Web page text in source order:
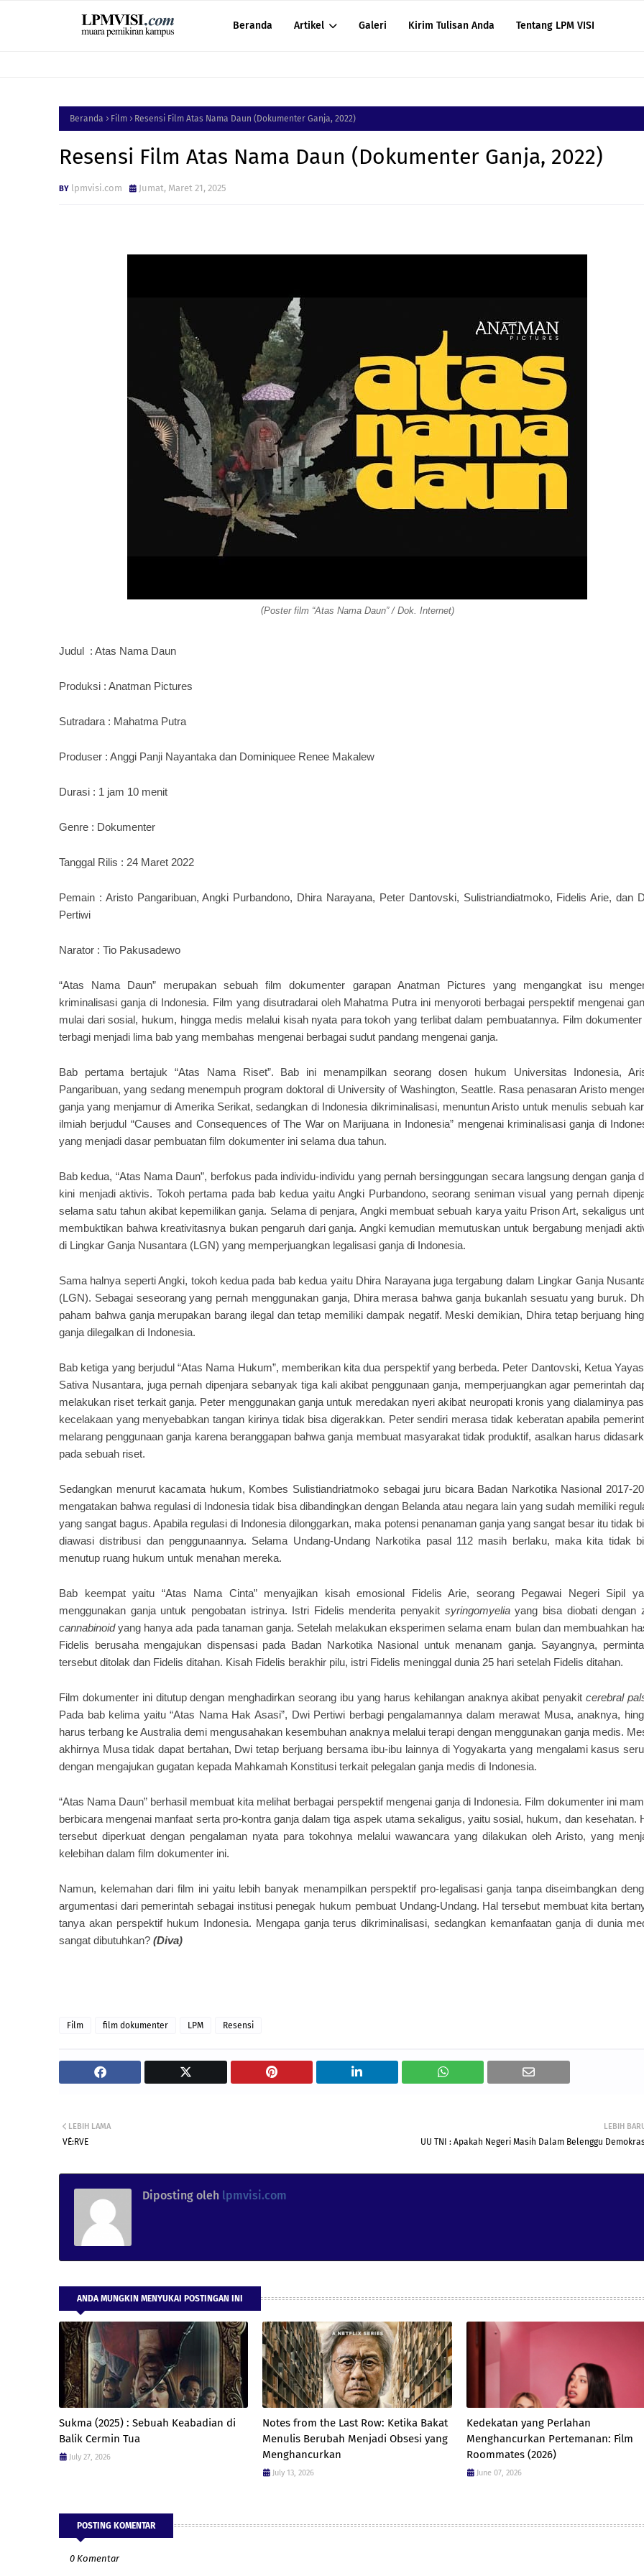
Beranda Artikel Galeri Kirim Tulisan Anda Tentang LPM VISI
Beranda Film Resensi Film Atas Nama Daun (Dokumenter Ganja, 2022)
Resensi Film Atas Nama Daun (Dokumenter Ganja, 2022)
lpmvisi.com Jumat, Maret 21, 2025
(Poster film “Atas Nama Daun” / Dok. Internet)
Judul : Atas Nama Daun
Produksi : Anatman Pictures
Sutradara : Mahatma Putra
Produser : Anggi Panji Nayantaka dan Dominiquee Renee Makalew
Durasi : 1 jam 10 menit
Genre : Dokumenter
Tanggal Rilis : 24 Maret 2022
Pemain : Aristo Pangaribuan, Angki Purbandono, Dhira Narayana, Peter Dantovski, Sulistriandiatmoko, Fidelis Arie, dan
Pertiwi
Narator : Tio Pakusadewo
“Atas Nama Daun” merupakan sebuah film dokumenter garapan Anatman Pictures yang mengangkat isu
kriminalisasi ganja di Indonesia. Film yang disutradarai oleh Mahatma Putra ini menyoroti berbagai perspektif mengenai
mulai dari sosial, hukum, hingga medis melalui kisah nyata para tokoh yang terlibat dalam pembuatannya. Film dokumenter
terbagi menjadi lima bab yang membahas mengenai berbagai sudut pandang mengenai ganja.
Bab pertama bertajuk “Atas Nama Riset”. Bab ini menampilkan seorang dosen hukum Universitas Indonesia,
Pangaribuan, yang sedang menempuh program doktoral di University of Washington, Seattle. Rasa penasaran Aristo
ganja yang menjamur di Amerika Serikat, sedangkan di Indonesia dikriminalisasi, menuntun Aristo untuk menulis sebuah
ilmiah berjudul “Causes and Consequences of The War on Marijuana in Indonesia” mengenai kriminalisasi ganja di
yang menjadi dasar pembuatan film dokumenter ini selama dua tahun.
Bab kedua, “Atas Nama Daun”, berfokus pada individu-individu yang pernah bersinggungan secara langsung dengan ganja
kini menjadi aktivis. Tokoh pertama pada bab kedua yaitu Angki Purbandono, seorang seniman visual yang pernah
selama satu tahun akibat kepemilikan ganja. Selama di penjara, Angki membuat sebuah karya yaitu Prison Art, sekaligus
membuktikan bahwa kreativitasnya bukan pengaruh dari ganja. Angki kemudian memutuskan untuk bergabung menjadi
di Lingkar Ganja Nusantara (LGN) yang memperjuangkan legalisasi ganja di Indonesia.
Sama halnya seperti Angki, tokoh kedua pada bab kedua yaitu Dhira Narayana juga tergabung dalam Lingkar Ganja
(LGN). Sebagai seseorang yang pernah menggunakan ganja, Dhira merasa bahwa ganja bukanlah sesuatu yang buruk.
paham bahwa ganja merupakan barang ilegal dan tetap memiliki dampak negatif. Meski demikian, Dhira tetap berjuang
ganja dilegalkan di Indonesia.
Bab ketiga yang berjudul “Atas Nama Hukum”, memberikan kita dua perspektif yang berbeda. Peter Dantovski, Ketua
Sativa Nusantara, juga pernah dipenjara sebanyak tiga kali akibat penggunaan ganja, memperjuangkan agar pemerintah
melakukan riset terkait ganja. Peter menggunakan ganja untuk meredakan nyeri akibat neuropati kronis yang dialaminya
kecelakaan yang menyebabkan tangan kirinya tidak bisa digerakkan. Peter sendiri merasa tidak keberatan apabila
melarang penggunaan ganja karena beranggapan bahwa ganja membuat masyarakat tidak produktif, asalkan harus
pada sebuah riset.
Sedangkan menurut kacamata hukum, Kombes Sulistiandriatmoko sebagai juru bicara Badan Narkotika Nasional 2017-
mengatakan bahwa regulasi di Indonesia tidak bisa dibandingkan dengan Belanda atau negara lain yang sudah memiliki
yang sangat bagus. Apabila regulasi di Indonesia dilonggarkan, maka potensi penanaman ganja yang sangat besar itu tidak
diawasi distribusi dan penggunaannya. Selama Undang-Undang Narkotika pasal 112 masih berlaku, maka kita tidak
menutup ruang hukum untuk menahan mereka.
Bab keempat yaitu “Atas Nama Cinta” menyajikan kisah emosional Fidelis Arie, seorang Pegawai Negeri Sipil
menggunakan ganja untuk pengobatan istrinya. Istri Fidelis menderita penyakit syringomyeliayang bisa diobati dengan
cannabinoidyang hanya ada pada tanaman ganja. Setelah melakukan eksperimen selama enam bulan dan membuahkan
Fidelis berusaha mengajukan dispensasi pada Badan Narkotika Nasional untuk menanam ganja. Sayangnya,
tersebut ditolak dan Fidelis ditahan. Kisah Fidelis berakhir pilu, istri Fidelis meninggal dunia 25 hari setelah Fidelis ditahan.
Film dokumenter ini ditutup dengan menghadirkan seorang ibu yang harus kehilangan anaknya akibat penyakitcerebral
Pada bab kelima yaitu “Atas Nama Hak Asasi”, Dwi Pertiwi berbagi pengalamannya dalam merawat Musa, anaknya,
harus terbang ke Australia demi mengusahakan kesembuhan anaknya melalui terapi dengan menggunakan ganja medis.
akhirnya Musa tidak dapat bertahan, Dwi tetap berjuang bersama ibu-ibu lainnya di Yogyakarta yang mengalami kasus
dengan mengajukan gugatan kepada Mahkamah Konstitusi terkait pelegalan ganja medis di Indonesia.
“Atas Nama Daun” berhasil membuat kita melihat berbagai perspektif mengenai ganja di Indonesia. Film dokumenter ini
berbicara mengenai manfaat serta pro-kontra ganja dalam tiga aspek utama sekaligus, yaitu sosial, hukum, dan kesehatan.
tersebut diperkuat dengan pengalaman nyata para tokohnya melalui wawancara yang dilakukan oleh Aristo, yang
kelebihan dalam film dokumenter ini.
Namun, kelemahan dari film ini yaitu lebih banyak menampilkan perspektif pro-legalisasi ganja tanpa diseimbangkan
argumentasi dari pemerintah sebagai institusi penegak hukum pembuat Undang-Undang. Hal tersebut membuat kita
tanya akan perspektif hukum Indonesia. Mengapa ganja terus dikriminalisasi, sedangkan kemanfaatan ganja di dunia
sangat dibutuhkan? (Diva)
Film film dokumenter LPM Resensi
LEBIH
UU TNI : Apakah Negeri Masih Dalam Belenggu
LEBIH LAMA
VÉ:RVE
Diposting oleh lpmvisi.com
ANDA MUNGKIN MENYUKAI POSTINGAN INI
Sukma (2025) : Sebuah Keabadian di
Balik Cermin Tua
July 27, 2026
Notes from the Last Row: Ketika Bakat
Menulis Berubah Menjadi Obsesi yang
Menghancurkan
July 13, 2026
Kedekatan yang Perlahan
Menghancurkan Pertemanan: Film
Roommates (2026)
June 07, 2026
POSTING KOMENTAR
0 Komentar